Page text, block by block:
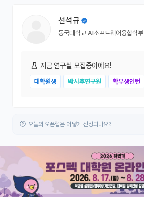
선석규
동국대학교 AI소프트웨어융합학부
지금 연구실 모집중이에요!
대학원생 박사후연구원 학부생인턴
오늘의 오픈랩은 어떻게 선정되나요?